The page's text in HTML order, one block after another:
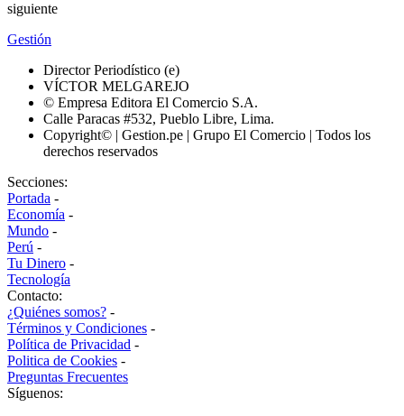
siguiente
Gestión
Director Periodístico (e)
VÍCTOR MELGAREJO
© Empresa Editora El Comercio S.A.
Calle Paracas #532, Pueblo Libre, Lima.
Copyright© | Gestion.pe | Grupo El Comercio | Todos los
derechos reservados
Secciones:
Portada -
Economía -
Mundo -
Perú -
Tu Dinero -
Tecnología
Contacto:
¿Quiénes somos? -
Términos y Condiciones -
Política de Privacidad -
Politica de Cookies -
Preguntas Frecuentes
Síguenos: